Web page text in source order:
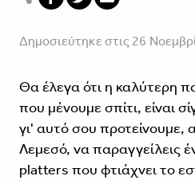
Δημοσιεύτηκε στις 26
Θα έλεγα ότι η καλύτερη
που μένουμε σπίτι, είναι
γι' αυτό σου προτείνουμε,
Λεμεσό, να παραγγείλεις
platters που φτιάχνει το